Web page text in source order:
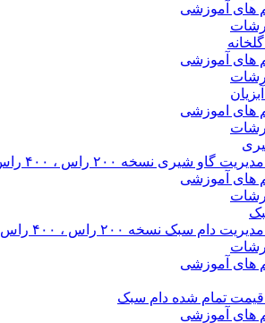
های آموزشی
های آموزشی
های اموزشی
گاو شیری نسخه ۲۰۰ راس ، ۴۰۰ راس و نامحدود
های آموزشی
سبک نسخه ۲۰۰ راس ، ۴۰۰ راس و نا محدود
های آموزشی
قیمت تمام شده دام سبک
های آموزشی